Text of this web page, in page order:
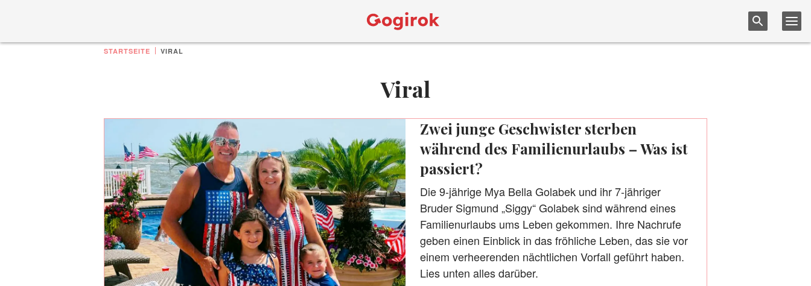
STARTSEITE VIRAL
Viral
Zwei junge Geschwister sterben
während des Familienurlaubs – Was ist
passiert?
Die 9-jährige Mya Bella Golabek und ihr 7-jähriger
Bruder Sigmund „Siggy“ Golabek sind während eines
Familienurlaubs ums Leben gekommen. Ihre Nachrufe
geben einen Einblick in das fröhliche Leben, das sie vor
einem verheerenden nächtlichen Vorfall geführt haben.
Lies unten alles darüber.